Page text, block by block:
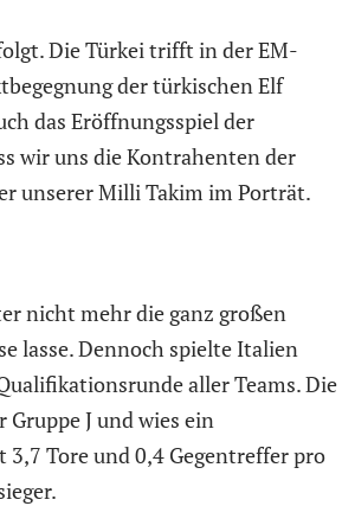
Die Türkei trifft in der EM-
der türkischen Elf
das Eröffnungsspiel der
wir uns die Kontrahenten der
unserer Milli Takim im Porträt.
nicht mehr die ganz großen
lasse. Dennoch spielte Italien
aller Teams. Die
J und wies ein
Tore und 0,4 Gegentreffer pro